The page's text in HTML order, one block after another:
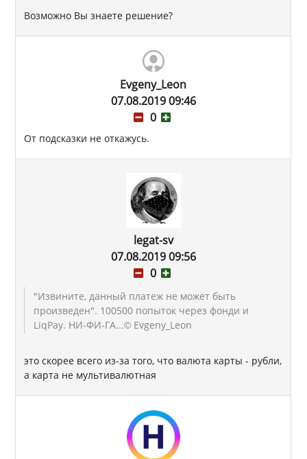
Возможно Вы знаете решение?
Evgeny_Leon
07.08.2019 09:46
0
От подсказки не откажусь.
legat-sv
07.08.2019 09:56
0
"Извините, данный платеж не может быть
произведен". 100500 попыток через фонди и
LiqPay. НИ-ФИ-ГА...© Evgeny_Leon
это скорее всего из-за того, что валюта карты - рубли,
а карта не мультивалютная